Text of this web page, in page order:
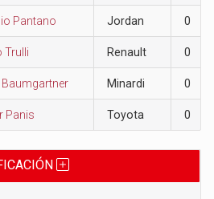
Pantano Jordan 0
Trulli Renault 0
Minardi 0
Panis Toyota 0